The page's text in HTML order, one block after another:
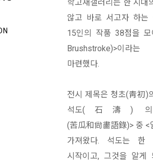
학고재갤러리는 한 시대
않고 바로 서고자 하는
15인의 작품 38점을
Brushstroke)>이라
마련했다.
전시 제목은 청초(靑初)
석도(石濤) 의 <
(苦瓜和尙畵語錄)> 중 <
가져왔다. 석도는 한
시작이고, 그것을 알게